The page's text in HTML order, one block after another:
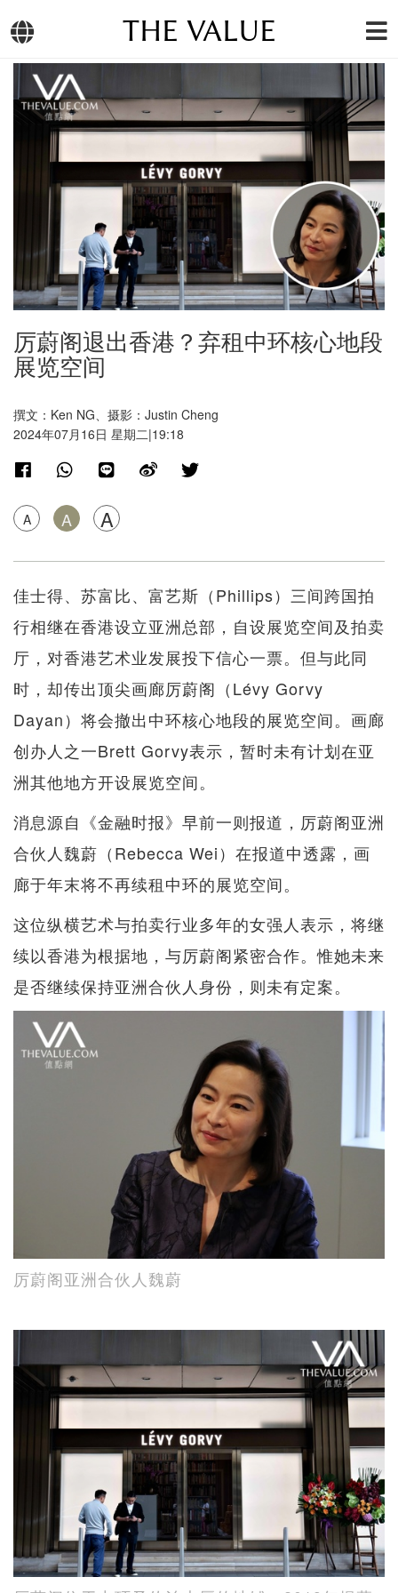
THE VALUE
厉蔚阁退出香港？弃租中环核心地段
展览空间
撰文：Ken NG、摄影：Justin Cheng
2024年07月16日 星期二|19:18
A A A
佳士得、苏富比、富艺斯（Phillips）三间跨国拍
行相继在香港设立亚洲总部，自设展览空间及拍卖
厅，对香港艺术业发展投下信心一票。但与此同
时，却传出顶尖画廊厉蔚阁（Lévy Gorvy
Dayan）将会撤出中环核心地段的展览空间。画廊
创办人之一Brett Gorvy表示，暂时未有计划在亚
洲其他地方开设展览空间。
消息源自《金融时报》早前一则报道，厉蔚阁亚洲
合伙人魏蔚（Rebecca Wei）在报道中透露，画
廊于年末将不再续租中环的展览空间。
这位纵横艺术与拍卖行业多年的女强人表示，将继
续以香港为根据地，与厉蔚阁紧密合作。惟她未来
是否继续保持亚洲合伙人身份，则未有定案。
厉蔚阁亚洲合伙人魏蔚